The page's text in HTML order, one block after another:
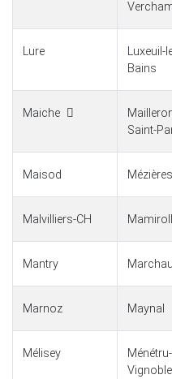
Lure
Luxeuil-
Bains
Maiche
Saint-
Maisod
Malvilliers-CH
Mantry
Marnoz Maynal
Mélisey
Vignoble